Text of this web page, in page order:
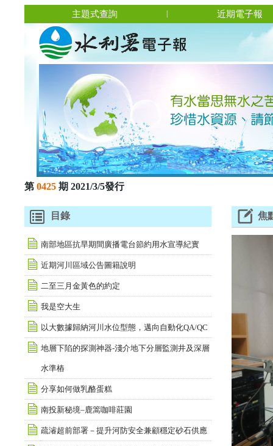
主題式查詢 近期電子報
第 0425 期 2021/3/5發行
目錄
南部地區抗旱期間廣播電台節約用水宣導紀實
近期河川區域公告圖籍說明
二至三月金黃色的約定
我是空大生
以大數據歸納河川水位型態，邁向自動化QA/QC
地層下陷的探測神器-淺介地下分層監測井及深層
水準樁
分享如何做乳酪蛋糕
南投新秘境–鹿篙咖啡莊園
疏濬超前部署－提升河防安全兼顧穩定砂石供應
焦